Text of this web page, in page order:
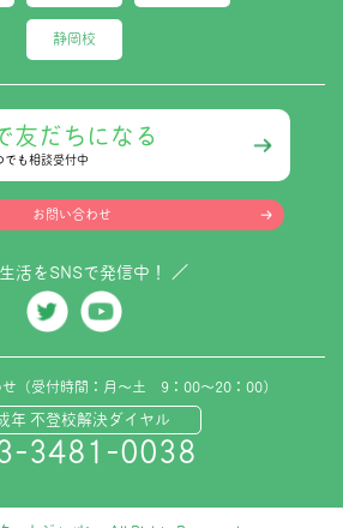
静岡校
友だちになる
でも相談受付中
お問い合わせ
活をSNSで発信中！ ／
（受付時間：月～土 9：00～20：00）
年 不登校解決ダイヤル
3481-0038